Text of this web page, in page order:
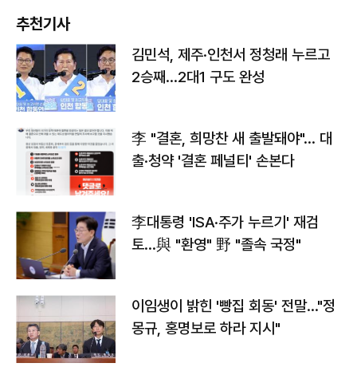
추천기사
김민석, 제주·인천서 정청래 누르고
2승째…2대1 구도 완성
李 "결혼, 희망찬 새 출발돼야"… 대
출·청약 '결혼 페널티' 손본다
李대통령 'ISA·주가 누르기' 재검
토…與 "환영" 野 "졸속 국정"
이임생이 밝힌 '빵집 회동' 전말…"정
몽규, 홍명보로 하라 지시"